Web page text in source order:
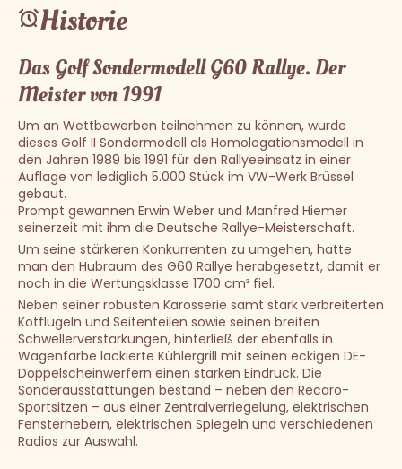
Historie
Das Golf Sondermodell G60 Rallye. Der
Meister von 1991
Um an Wettbewerben teilnehmen zu können, wurde
dieses Golf II Sondermodell als Homologationsmodell in
den Jahren 1989 bis 1991 für den Rallyeeinsatz in einer
Auflage von lediglich 5.000 Stück im VW-Werk Brüssel
gebaut.
Prompt gewannen Erwin Weber und Manfred Hiemer
seinerzeit mit ihm die Deutsche Rallye-Meisterschaft.
Um seine stärkeren Konkurrenten zu umgehen, hatte
man den Hubraum des G60 Rallye herabgesetzt, damit er
noch in die Wertungsklasse 1700 cm³ fiel.
Neben seiner robusten Karosserie samt stark verbreiterten
Kotflügeln und Seitenteilen sowie seinen breiten
Schwellerverstärkungen, hinterließ der ebenfalls in
Wagenfarbe lackierte Kühlergrill mit seinen eckigen DE-
Doppelscheinwerfern einen starken Eindruck. Die
Sonderausstattungen bestand – neben den Recaro-
Sportsitzen – aus einer Zentralverriegelung, elektrischen
Fensterhebern, elektrischen Spiegeln und verschiedenen
Radios zur Auswahl.